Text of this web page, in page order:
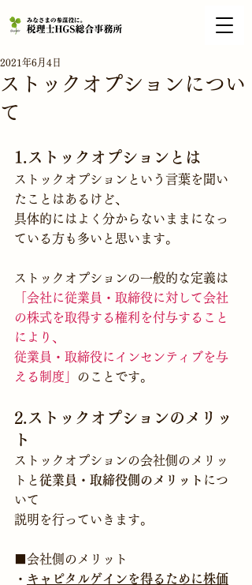
ストックオプションについ
て
2021年6月4日
1.ストックオプションとは
ストックオプションという言葉を聞い
たことはあるけど、
具体的にはよく分からないままになっ
ている方も多いと思います。
ストックオプションの一般的な定義は
「会社に従業員・取締役に対して会社
の株式を取得する権利を付与すること
により、
従業員・取締役にインセンティブを与
える制度
のことです。
2.ストックオプションのメリッ
ト
ストックオプションの会社側のメリッ
トと 従業員・取締役側のメリット につ
いて
説明を行っていきます。
■会社側のメリット
・ キャピタルゲインを得るために株価